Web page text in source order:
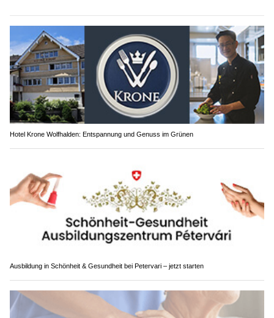
Hotel Krone Wolfhalden: Entspannung und Genuss im Grünen
Ausbildung in Schönheit & Gesundheit bei Petervari – jetzt starten